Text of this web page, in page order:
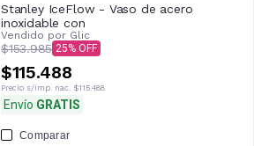
Stanley IceFlow - Vaso de acero
inoxidable con
Vendido por Glic
$153.985 25
$115.488
Precio s/imp. nac. $115.488
Envío GRATIS
Comparar